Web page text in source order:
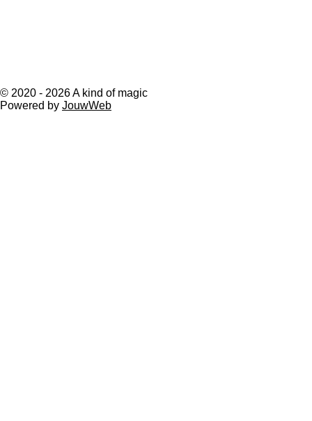
© 2020 - 2026 A kind of magic
Powered by JouwWeb